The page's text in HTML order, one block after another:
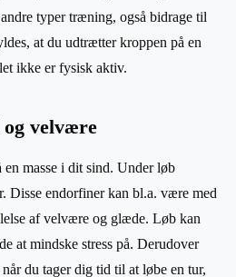
typer træning, også bidrage til
at du udtrætter kroppen på en
ikke er fysisk aktiv.
velvære
en masse i dit sind. Under løb
Disse endorfiner kan bl.a. være med
af velvære og glæde. Løb kan
at mindske stress på. Derudover
du tager dig tid til at løbe en tur,